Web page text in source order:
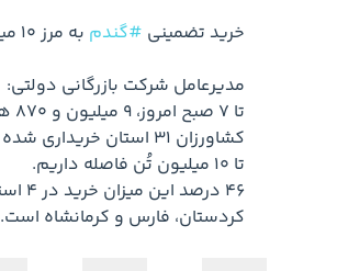
خرید تضمینی #گندم
کردستان، فارس و کرمانشاه است.